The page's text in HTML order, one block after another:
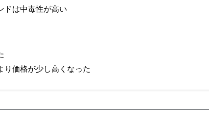
ドは中毒性が高い
り価格が少し高くなった